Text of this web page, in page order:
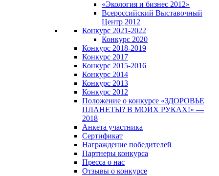
«Экология и бизнес 2012»
Всероссийский Выставочный
Центр 2012
Конкурс 2021-2022
Конкурс 2020
Конкурс 2018-2019
Конкурс 2017
Конкурс 2015-2016
Конкурс 2014
Конкурс 2013
Конкурс 2012
Положение о конкурсе «ЗДОРОВЬЕ
ПЛАНЕТЫ? В МОИХ РУКАХ!» —
2018
Анкета участника
Сертификат
Награждение победителей
Партнеры конкурса
Пресса о нас
Отзывы о конкурсе